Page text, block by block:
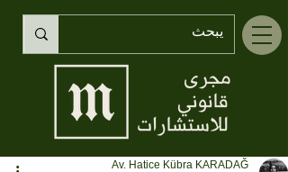
Av. Hatice Kübra KARADAĞ